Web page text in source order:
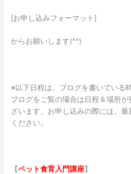
[お申し込みフォーマット]
からお願いします(^^)
※以下日程は、ブログを書いている
ブログをご覧の場合は日程＆場所
ざいます。お申し込みの際には、
ください。
【ペット食育入門講座】